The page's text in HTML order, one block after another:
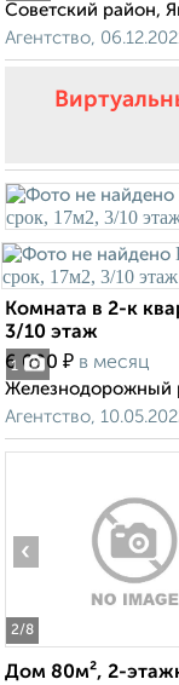
Советский район,
Агентство,
1
Комната в 2-к
3/10 этаж
6 000 ₽ в месяц
Железнодорожный
Агентство,
2/8
‹
Дом 80м², 2-